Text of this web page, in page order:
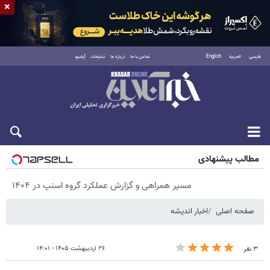
فارسی العربية English تماس با ما درباره ما تبلیغات آرشیو
پنجشنبه ۱۵ مرداد ۱۴۰۵
مطالب پیشنهادی
مسیر همراهی و گزارش عملکرد گروه اسنپ در ۱۴۰۴
صفحه اصلی اخبار اندیشه
۳ نفر ۲۶ اردیبهشت ۱۴۰۵ - ۱۴:۰۱
×